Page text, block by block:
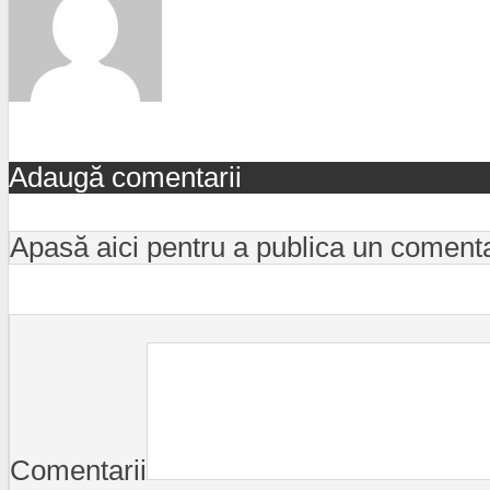
Adaugă comentarii
Apasă aici pentru a publica un
Comentarii